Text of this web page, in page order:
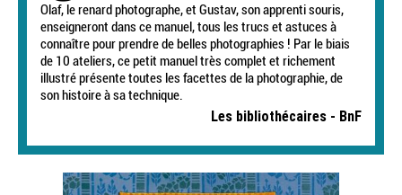
Olaf, le renard photographe, et Gustav, son apprenti souris,
enseigneront dans ce manuel, tous les trucs et astuces à
connaître pour prendre de belles photographies ! Par le biais
de 10 ateliers, ce petit manuel très complet et richement
illustré présente toutes les facettes de la photographie, de
son histoire à sa technique.
Les bibliothécaires - BnF